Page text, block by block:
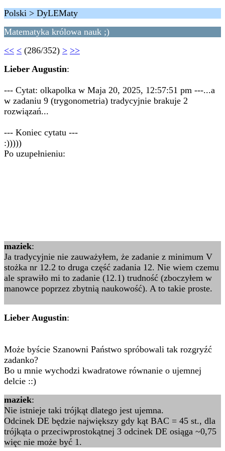
Polski > DyLEMaty
Matematyka królowa nauk ;)
<< < (286/352) > >>
Lieber Augustin:
--- Cytat: olkapolka w Maja 20, 2025, 12:57:51 pm ---...a
w zadaniu 9 (trygonometria) tradycyjnie brakuje 2
rozwiązań...
--- Koniec cytatu ---
:)))))
Po uzupełnieniu:
maziek:
Ja tradycyjnie nie zauważyłem, że zadanie z minimum V
stożka nr 12.2 to druga część zadania 12. Nie wiem czemu
ale sprawiło mi to zadanie (12.1) trudność (zboczyłem w
manowce poprzez zbytnią naukowość). A to takie proste.
Lieber Augustin:
Może byście Szanowni Państwo spróbowali tak rozgryźć
zadanko?
Bo u mnie wychodzi kwadratowe równanie o ujemnej
delcie ::)
maziek:
Nie istnieje taki trójkąt dlatego jest ujemna.
Odcinek DE będzie największy gdy kąt BAC = 45 st., dla
trójkąta o przeciwprostokątnej 3 odcinek DE osiąga ~0,75
więc nie może być 1.